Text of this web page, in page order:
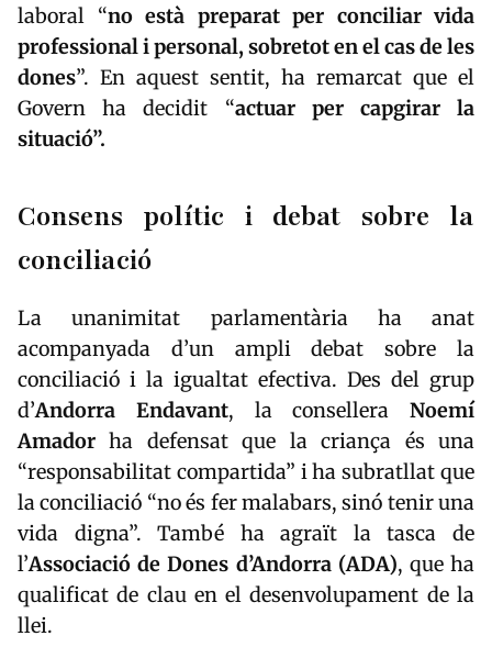
laboral “no està preparat per conciliar vida
professional i personal, sobretot en el cas de les
dones”. En aquest sentit, ha remarcat que el
Govern ha decidit “actuar per capgirar la
situació”.
Consens polític i debat sobre la
conciliació
La unanimitat parlamentària ha anat
acompanyada d’un ampli debat sobre la
conciliació i la igualtat efectiva. Des del grup
d’Andorra Endavant, la consellera Noemí
Amador ha defensat que la criança és una
“responsabilitat compartida” i ha subratllat que
la conciliació “no és fer malabars, sinó tenir una
vida digna”. També ha agraït la tasca de
l’Associació de Dones d’Andorra (ADA), que ha
qualificat de clau en el desenvolupament de la
llei.